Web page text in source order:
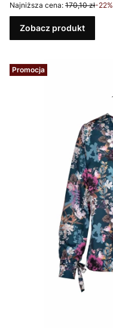
Najniższa cena: 170,10 zł-22%
Zobacz produkt
Promocja